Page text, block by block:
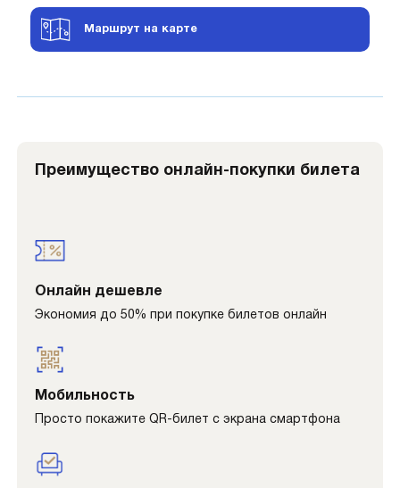
Маршрут на карте
Преимущество онлайн-покупки билета
Онлайн дешевле
Экономия до 50% при покупке билетов онлайн
Мобильность
Просто покажите QR-билет с экрана смартфона